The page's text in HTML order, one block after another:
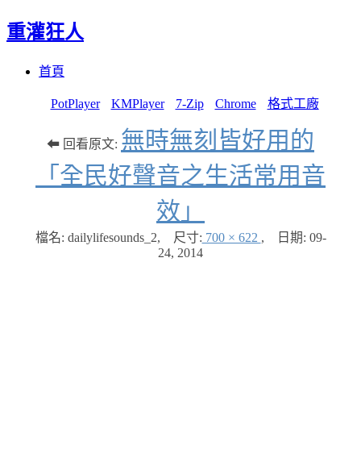
重灌狂人
首頁
PotPlayer KMPlayer 7-Zip Chrome 格式工廠
⬅ 回看原文: 無時無刻皆好用的
「全民好聲音之生活常用音
效」
檔名: dailylifesounds_2, 尺寸: 700 × 622 , 日期: 09-
24, 2014